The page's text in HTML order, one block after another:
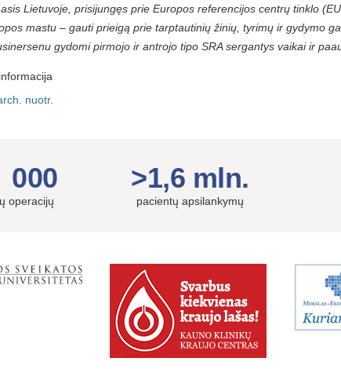
Lietuvoje, prisijungęs prie Europos referencijos centrų tinklo
mastu – gauti prieigą prie tarptautinių žinių, tyrimų ir gydymo
gydomi pirmojo ir antrojo tipo SRA sergantys vaikai ir
000
operacijų
>1,6 mln.
pacientų apsilankymų